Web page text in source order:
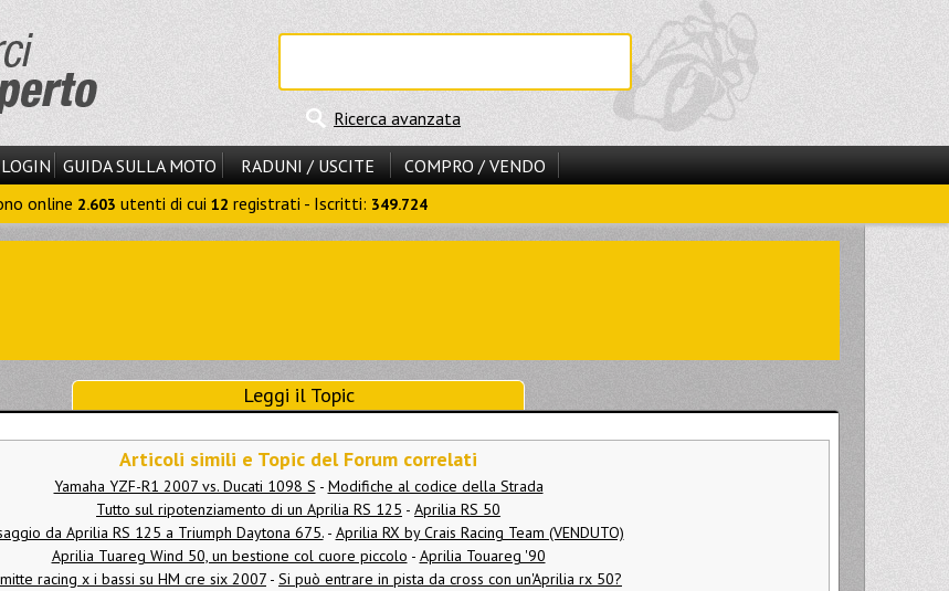
Ricerca avanzata
GUIDA SULLA MOTO RADUNI / USCITE
COMPRO / VENDO
online 2.603 utenti di cui 12 registrati - Iscritti: 349.724
Leggi il Topic
Articoli simili e Topic del Forum correlati
Yamaha YZF-R1 2007 vs. Ducati 1098 S - Modifiche al codice della Strada
Tutto sul ripotenziamento di un Aprilia RS 125 - Aprilia RS 50
da Aprilia RS 125 a Triumph Daytona 675.- Aprilia RX by Crais Racing Team (VENDUTO)
Aprilia Tuareg Wind 50, un bestione col cuore piccolo - Aprilia Touareg '90
racing x i bassi su HM cre six 2007 - Si può entrare in pista da cross con un'Aprilia rx 50?